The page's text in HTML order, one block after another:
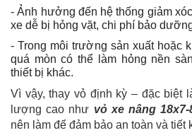
- Ảnh hưởng đến hệ thống giảm
xe dễ bị hỏng vặt, chi phí bảo
- Trong môi trường sản xuất hoặc
quá mòn có thể làm hỏng nền
thiết bị khác.
Vì vậy, thay vỏ định kỳ – đặc biệt
lượng cao như vỏ xe nâng
nên làm để đảm bảo an toàn và tiết